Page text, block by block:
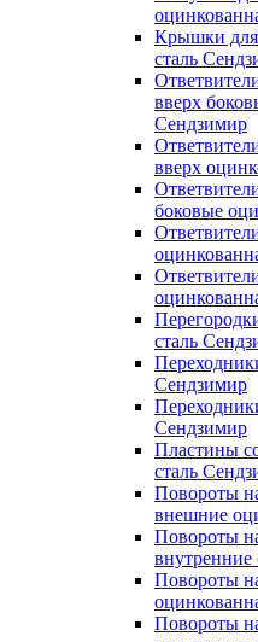
Крышки для
сталь
вверх
Сендзимир
вверх
боковые
сталь
Сендзимир
Сендзимир
Пластины
сталь
Повороты
внешние
Повороты
внутренние
Повороты
Повороты